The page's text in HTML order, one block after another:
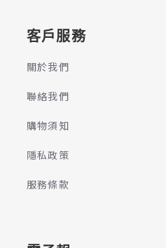
客戶服務
關於我們
聯絡我們
購物須知
隱私政策
服務條款